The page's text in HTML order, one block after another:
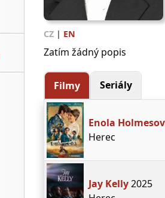
CZ | EN
Zatím žádný popis
Filmy Seriály
Enola
Herec
Jay Kelly2025